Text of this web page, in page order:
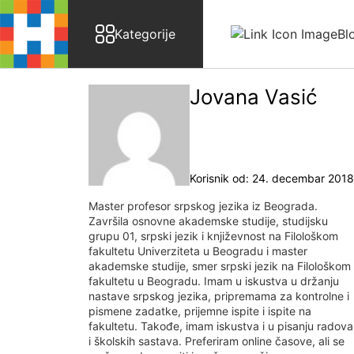
Kategorije
Jovana Vasić
Korisnik od: 24. decembar
Master profesor srpskog jezika iz Beograda.
Završila osnovne akademske studije, studijsku
grupu 01, srpski jezik i književnost na Filološkom
fakultetu Univerziteta u Beogradu i master
akademske studije, smer srpski jezik na Filološkom
fakultetu u Beogradu. Imam u iskustva u držanju
nastave srpskog jezika, pripremama za kontrolne i
pismene zadatke, prijemne ispite i ispite na
fakultetu. Takođe, imam iskustva i u pisanju radova
i školskih sastava. Preferiram online časove, ali se